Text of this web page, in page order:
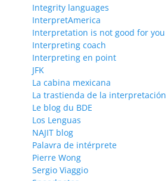
Integrity languages
InterpretAmerica
Interpretation is not good for you
Interpreting coach
Interpreting en point
JFK
La cabina mexicana
La trastienda de la interpretación
Le blog du BDE
Los Lenguas
NAJIT blog
Palavra de intérprete
Pierre Wong
Sergio Viaggio